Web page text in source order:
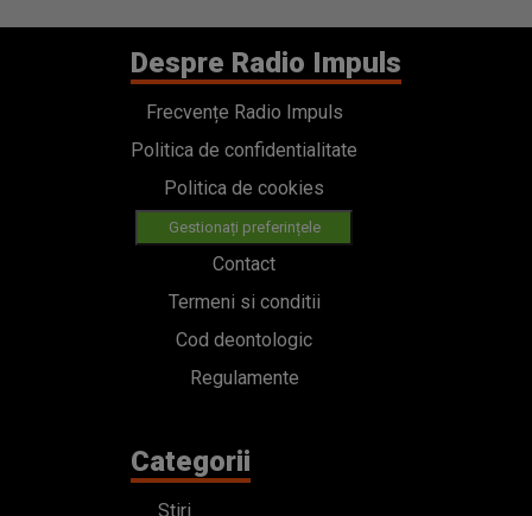
Despre Radio Impuls
Frecvențe Radio Impuls
Politica de confidentialitate
Politica de cookies
Gestionați preferințele
Contact
Termeni si conditii
Cod deontologic
Regulamente
Categorii
Stiri